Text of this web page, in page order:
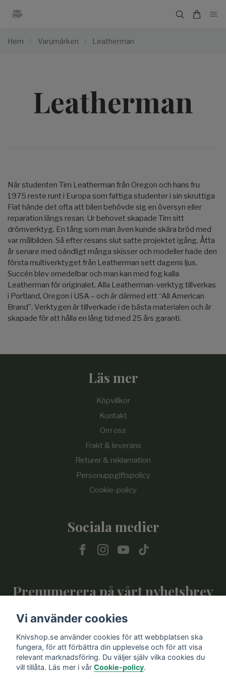
Hem / Varumärken / Leatherman
Leatherman
När studenten Tim Leatherman från Oregon och hans fru
1975 reste runt i Europa som fattiga studenter i sin skruttiga
Fiat hände det ofta att bilen behövde sig en översyn eller
reparation längs resan. Ur behovet skapade Tim sitt
drömverktyg. En tång som man även kunde skära bröd med
var målbilden. Så efter resans slut satte projektet igång. Åtta
år senare med oändligt många skisser och modeller hade den
första multiverktyget från Leatherman sett dagens ljus.
Succén blev omedelbar och man kan med fog kalla
Leatherman för originalet. Alla Leatherman-verktyg tillverkas
i Portland, Oregon i USA – och är därmed ett “All American
Brand”. Verktygen är tillverkade i de bästa materialen och är
skapade för att hålla en lång tid med 25 års garanti.
Läs mer
Köpvillkor
Kontakt
Om oss
Frakt & leverans
Returer & reklamation
Personuppgiftspolicy
Cookie-policy
Sociala medier
Prenumerera på vårt nyhetsbrev
Vi använder cookies
Knivshop.se använder cookies för att webbplatsen ska
fungera, för att förbättra din upplevelse och för att visa
relevant marknadsföring. Du väljer själv vilka cookies du
vill tillåta. Läs mer i vår Cookie-policy.